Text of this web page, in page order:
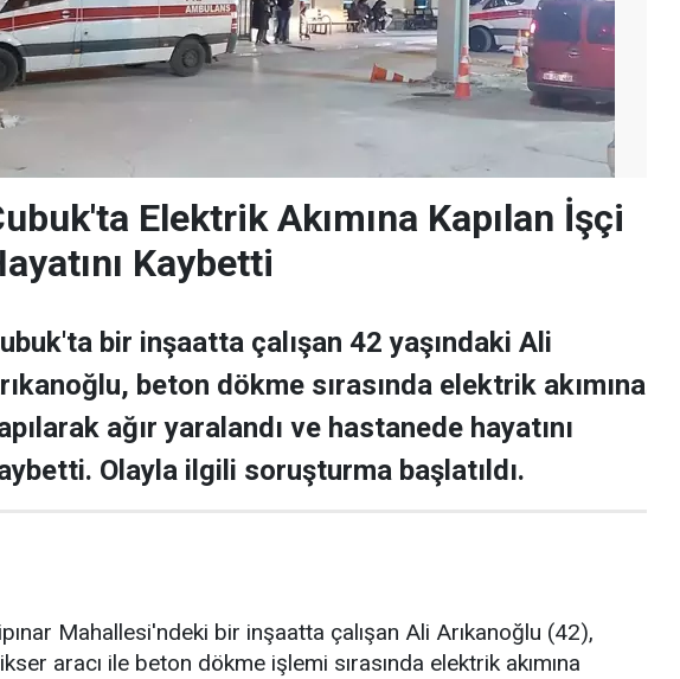
Elektrik Akımına Kapılan İşçi
Kaybetti
bir inşaatta çalışan 42 yaşındaki Ali
beton dökme sırasında elektrik akımına
ağır yaralandı ve hastanede hayatını
Olayla ilgili soruşturma başlatıldı.
Mahallesi'ndeki bir inşaatta çalışan Ali Arıkanoğlu (42),
aracı ile beton dökme işlemi sırasında elektrik akımına